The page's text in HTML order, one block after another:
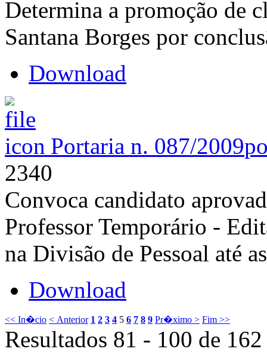
Determina a promoção de
Santana Borges por
Download
Portaria n. 087/2009
2340
Convoca candidato
Professor Temporário -
na Divisão de Pessoal até
Download
<< In�cio < Anterior 1 2 3 4 5 6 7 8 9 Pr�ximo > Fim >>
Resultados 81 - 100 de 162